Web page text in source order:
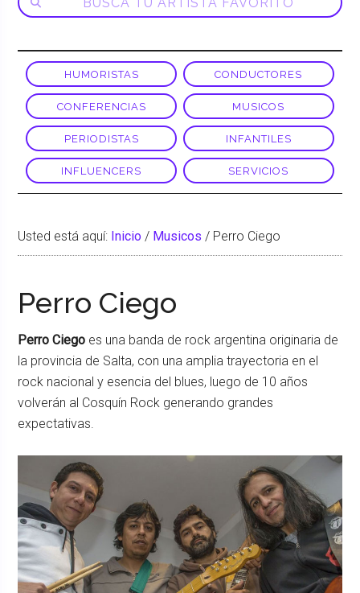
HUMORISTAS CONDUCTORES
CONFERENCIAS MUSICOS
PERIODISTAS INFANTILES
INFLUENCERS SERVICIOS
Usted está aquí: Inicio / Musicos / Perro Ciego
Perro Ciego
Perro Ciego es una banda de rock argentina originaria de
la provincia de Salta, con una amplia trayectoria en el
rock nacional y esencia del blues, luego de 10 años
volverán al Cosquín Rock generando grandes
expectativas.